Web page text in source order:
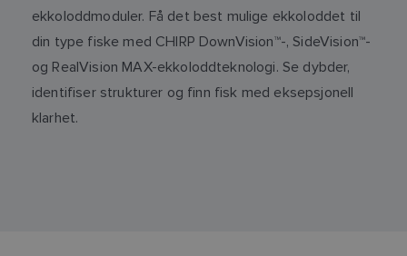
ekkoloddmoduler. Få det best mulige ekkoloddet til
din type fiske med CHIRP DownVision™-, SideVision™-
og RealVision MAX-ekkoloddteknologi. Se dybder,
identifiser strukturer og finn fisk med eksepsjonell
klarhet.